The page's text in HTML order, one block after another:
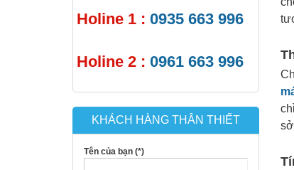
Holine 1 : 0935 663 996
Holine 2 : 0961 663 996
KHÁCH HÀNG THÂN THIẾT
Tên của bạn (*)